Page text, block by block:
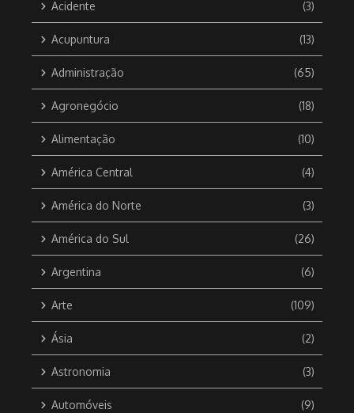
Acidente (3)
Acupuntura (13)
Administração (65)
Agronegócio (18)
Alimentação (10)
América Central (4)
América do Norte (3)
América do Sul (26)
Argentina (6)
Arte (109)
Ásia (2)
Astronomia (3)
Automóveis (9)